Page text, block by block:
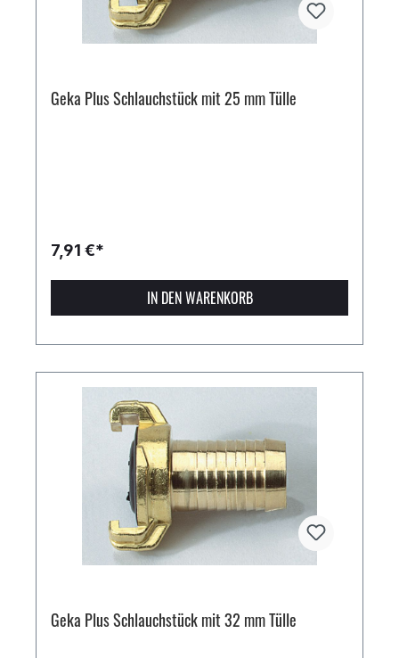
Geka Plus Schlauchstück mit 25 mm Tülle
7,91 €*
IN DEN WARENKORB
Geka Plus Schlauchstück mit 32 mm Tülle